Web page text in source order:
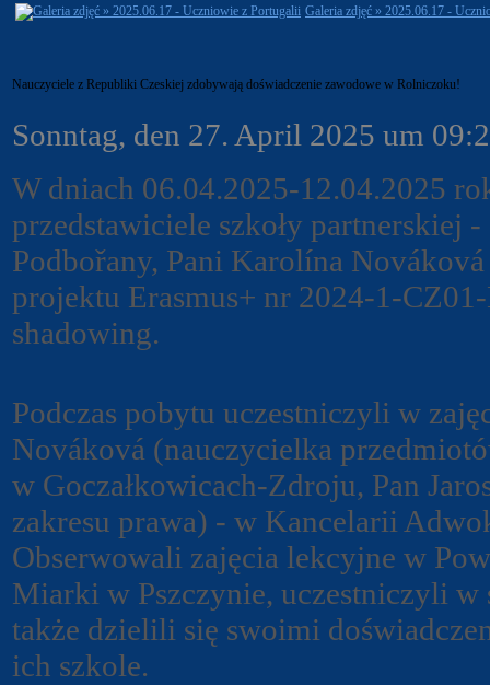
Galeria zdjęć » 2025.06.17 -
Nauczyciele z Republiki Czeskiej zdobywają doświadczenie zawodowe w Rolniczoku!
Sonntag, den 27. April 2025 um
W dniach 06.04.2025-12.04.2025
przedstawiciele szkoły partnerskiej
Podbořany, Pani Karolína
projektu Erasmus+ nr 2024-1-
shadowing.
Podczas pobytu uczestniczyli w
Nováková (nauczycielka
w Goczałkowicach-Zdroju, Pan
zakresu prawa) - w Kancelarii
Obserwowali zajęcia lekcyjne w
Miarki w Pszczynie, uczestniczyli w
także dzielili się swoimi
ich szkole.